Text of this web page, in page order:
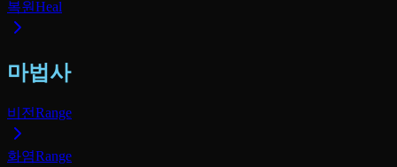
복원Heal
마법사
비전Range
화염Range